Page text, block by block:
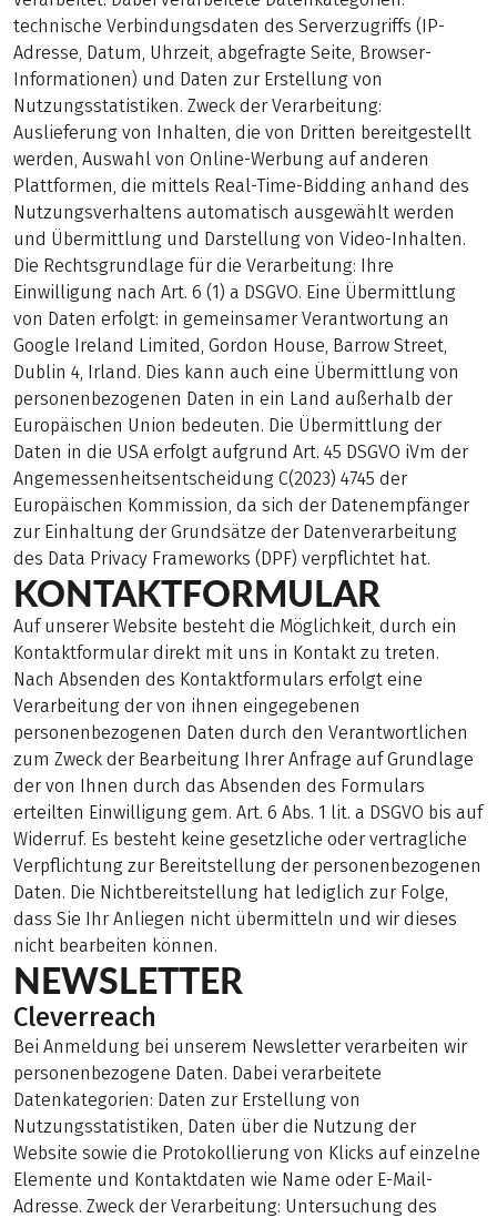
technische Verbindungsdaten des Serverzugriffs (IP-
Adresse, Datum, Uhrzeit, abgefragte Seite, Browser-
Informationen) und Daten zur Erstellung von
Nutzungsstatistiken. Zweck der Verarbeitung:
Auslieferung von Inhalten, die von Dritten bereitgestellt
werden, Auswahl von Online-Werbung auf anderen
Plattformen, die mittels Real-Time-Bidding anhand des
Nutzungsverhaltens automatisch ausgewählt werden
und Übermittlung und Darstellung von Video-Inhalten.
Die Rechtsgrundlage für die Verarbeitung: Ihre
Einwilligung nach Art. 6 (1) a DSGVO. Eine Übermittlung
von Daten erfolgt: in gemeinsamer Verantwortung an
Google Ireland Limited, Gordon House, Barrow Street,
Dublin 4, Irland. Dies kann auch eine Übermittlung von
personenbezogenen Daten in ein Land außerhalb der
Europäischen Union bedeuten. Die Übermittlung der
Daten in die USA erfolgt aufgrund Art. 45 DSGVO iVm der
Angemessenheitsentscheidung C(2023) 4745 der
Europäischen Kommission, da sich der Datenempfänger
zur Einhaltung der Grundsätze der Datenverarbeitung
des Data Privacy Frameworks (DPF) verpflichtet hat.
KONTAKTFORMULAR
Auf unserer Website besteht die Möglichkeit, durch ein
Kontaktformular direkt mit uns in Kontakt zu treten.
Nach Absenden des Kontaktformulars erfolgt eine
Verarbeitung der von ihnen eingegebenen
personenbezogenen Daten durch den Verantwortlichen
zum Zweck der Bearbeitung Ihrer Anfrage auf Grundlage
der von Ihnen durch das Absenden des Formulars
erteilten Einwilligung gem. Art. 6 Abs. 1 lit. a DSGVO bis auf
Widerruf. Es besteht keine gesetzliche oder vertragliche
Verpflichtung zur Bereitstellung der personenbezogenen
Daten. Die Nichtbereitstellung hat lediglich zur Folge,
dass Sie Ihr Anliegen nicht übermitteln und wir dieses
nicht bearbeiten können.
NEWSLETTER
Cleverreach
Bei Anmeldung bei unserem Newsletter verarbeiten wir
personenbezogene Daten. Dabei verarbeitete
Datenkategorien: Daten zur Erstellung von
Nutzungsstatistiken, Daten über die Nutzung der
Website sowie die Protokollierung von Klicks auf einzelne
Elemente und Kontaktdaten wie Name oder E-Mail-
Adresse. Zweck der Verarbeitung: Untersuchung des